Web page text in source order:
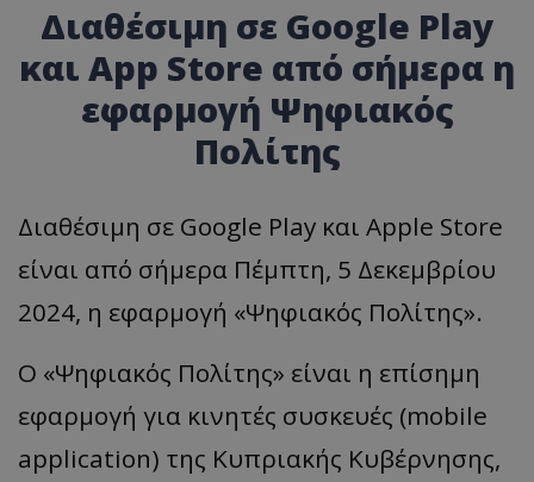
Διαθέσιμη σε Google Play
και App Store από σήμερα η
εφαρμογή Ψηφιακός
Πολίτης
Διαθέσιμη σε Google Play και Apple Store
είναι από σήμερα Πέμπτη, 5 Δεκεμβρίου
2024, η εφαρμογή «Ψηφιακός Πολίτης».
Ο «Ψηφιακός Πολίτης» είναι η επίσημη
εφαρμογή για κινητές συσκευές (mobile
application) της Κυπριακής Κυβέρνησης,